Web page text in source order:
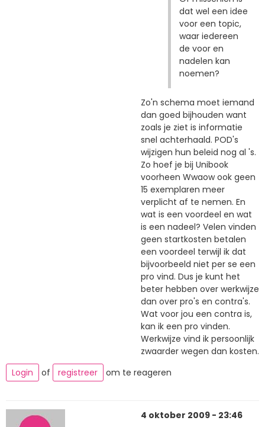
dat wel een idee
voor een topic,
waar iedereen
de voor en
nadelen kan
noemen?
Zo'n schema moet iemand
dan goed bijhouden want
zoals je ziet is informatie
snel achterhaald. POD's
wijzigen hun beleid nog al 's.
Zo hoef je bij Unibook
voorheen Wwaow ook geen
15 exemplaren meer
verplicht af te nemen. En
wat is een voordeel en wat
is een nadeel? Velen vinden
geen startkosten betalen
een voordeel terwijl ik dat
bijvoorbeeld niet per se een
pro vind. Dus je kunt het
beter hebben over werkwijze
dan over pro's en contra's.
Wat voor jou een contra is,
kan ik een pro vinden.
Werkwijze vind ik persoonlijk
zwaarder wegen dan kosten.
Login
of registreer om te reageren
4 oktober 2009 - 23:46